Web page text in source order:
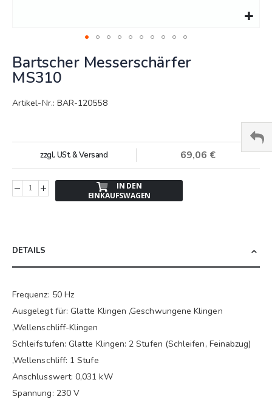
zum
Anfang
der
Bildergalerie
Bartscher Messerschärfer
MS310
Artikel-Nr.: BAR-120558
69,06 €
zzgl. USt. & Versand
IN DEN
EINKAUFSWAGEN
DETAILS
Frequenz: 50 Hz
Ausgelegt für: Glatte Klingen ,Geschwungene Klingen
,Wellenschliff-Klingen
Schleifstufen: Glatte Klingen: 2 Stufen (Schleifen, Feinabzug)
,Wellenschliff: 1 Stufe
Anschlusswert: 0,031 kW
Spannung: 230 V